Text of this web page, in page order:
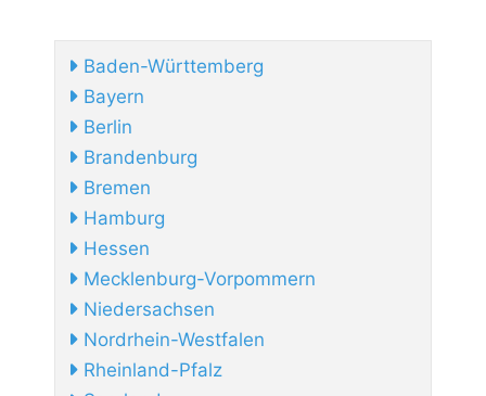
Baden-Württemberg
Bayern
Berlin
Brandenburg
Bremen
Hamburg
Hessen
Mecklenburg-Vorpommern
Niedersachsen
Nordrhein-Westfalen
Rheinland-Pfalz